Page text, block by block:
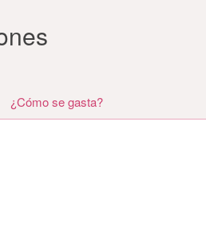
¿Cómo se gasta?